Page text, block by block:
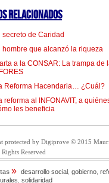
relacionados
secreto de Caridad
hombre que alcanzó la riqueza
a la CONSAR: La trampa de
Reforma Hacendaria… ¿Cuál?
reforma al INFONAVIT, a
les beneficia
protected by Digiprove © 2015
Rights Reserved
» desarrollo social gobierno
solidaridad